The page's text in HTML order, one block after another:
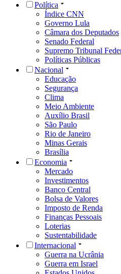
Política
Índice CNN
Governo Lula
Câmara dos Deputados
Senado Federal
Supremo Tribunal
Políticas Públicas
Nacional
Educação
Segurança
Clima
Meio Ambiente
Auxílio Brasil
São Paulo
Rio de Janeiro
Minas Gerais
Brasília
Economia
Mercado
Investimentos
Banco Central
Bolsa de Valores
Imposto de Renda
Finanças Pessoais
Loterias
Sustentabilidade
Internacional
Guerra na Ucrânia
Guerra em Israel